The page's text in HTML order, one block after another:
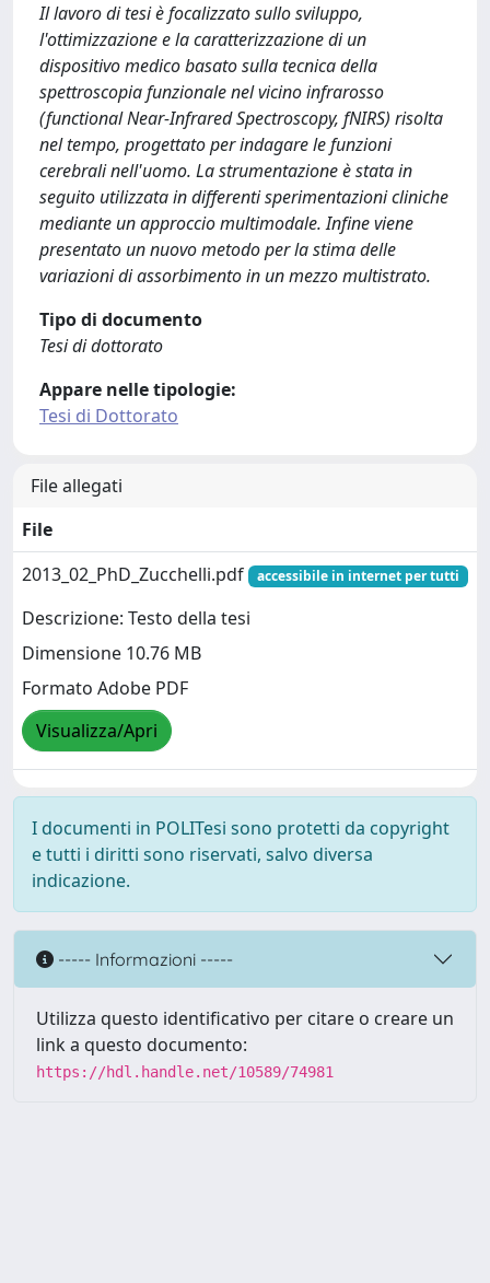
Il lavoro di tesi è focalizzato sullo sviluppo,
l'ottimizzazione e la caratterizzazione di un
dispositivo medico basato sulla tecnica della
spettroscopia funzionale nel vicino infrarosso
(functional Near-Infrared Spectroscopy, fNIRS) risolta
nel tempo, progettato per indagare le funzioni
cerebrali nell'uomo. La strumentazione è stata in
seguito utilizzata in differenti sperimentazioni cliniche
mediante un approccio multimodale. Infine viene
presentato un nuovo metodo per la stima delle
variazioni di assorbimento in un mezzo multistrato.
Tipo di documento
Tesi di dottorato
Appare nelle tipologie:
Tesi di Dottorato
File allegati
File
2013_02_PhD_Zucchelli.pdf
accessibile in internet per tutti
Descrizione: Testo della tesi
Dimensione 10.76 MB
Formato Adobe PDF
Visualizza/Apri
I documenti in POLITesi sono protetti da copyright
e tutti i diritti sono riservati, salvo diversa
indicazione.
----- Informazioni -----
Utilizza questo identificativo per citare o creare un
link a questo documento:
https://hdl.handle.net/10589/74981